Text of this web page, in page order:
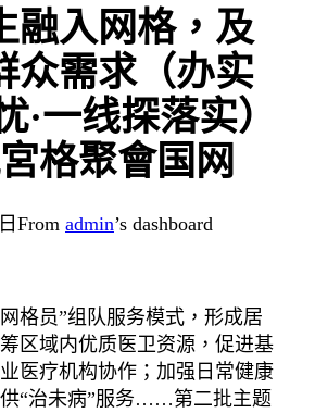
融入网格，及
众需求（办实
·一线探落实）
宮格聚會国网
From admin’s dashboard
格员”组队服务模式，形成居
区域内优质医卫资源，促进基
医疗机构协作；加强日常健康
“治未病”服务……第二批主题